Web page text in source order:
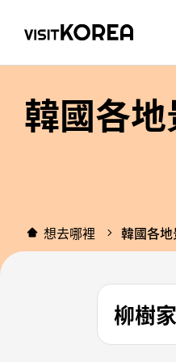
韓國各
想去哪裡 韓國各
柳樹